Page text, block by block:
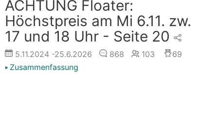
ACHTUNG Floater:
Höchstpreis am Mi 6.11. zw.
17 und 18 Uhr - Seite 20
5.11.2024 -25.6.2026 868 103
69
Zusammenfassung